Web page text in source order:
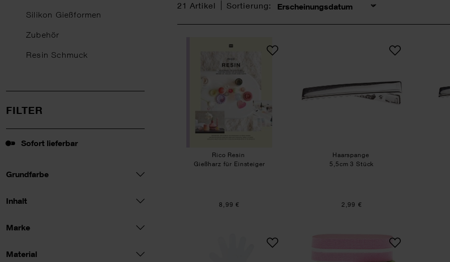
Silikon Gießformen
Zubehör
Resin Schmuck
FILTER
Sofort lieferbar
Sofort lieferbar
Grundfarbe
Inhalt
Marke
Material
21 Artikel Sortierung:
Sortierung
Rico Resin
Gießharz für Einsteiger
8,99 €
Haarspange
5,5cm 3 Stück
2,99 €